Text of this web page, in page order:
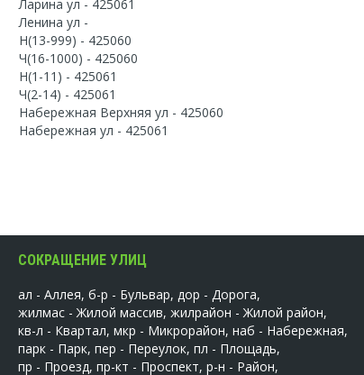
Ларина ул - 425061
Ленина ул -
Н(13-999) - 425060
Ч(16-1000) - 425060
Н(1-11) - 425061
Ч(2-14) - 425061
Набережная Верхняя ул - 425060
Набережная ул - 425061
СОКРАЩЕНИЕ УЛИЦ
ал - Аллея, б-р - Бульвар, дор - Дорога,
жилмас - Жилой массив, жилрайон - Жилой район,
кв-л - Квартал, мкр - Микрорайон, наб - Набережная,
парк - Парк, пер - Переулок, пл - Площадь,
пр - Проезд, пр-кт - Проспект, р-н - Район,